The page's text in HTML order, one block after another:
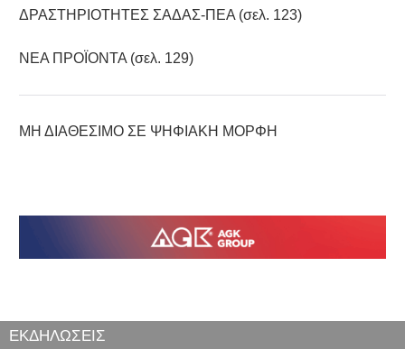
ΔΡΑΣΤΗΡΙΟΤΗΤΕΣ ΣΑΔΑΣ-ΠΕΑ (σελ. 123)
ΝΕΑ ΠPOΪONTA (σελ. 129)
ΜΗ ΔΙΑΘΕΣΙΜΟ ΣΕ ΨΗΦΙΑΚΗ ΜΟΡΦΗ
ΕΚΔΗΛΩΣΕΙΣ